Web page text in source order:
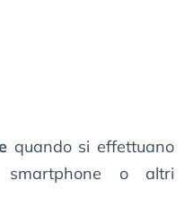
quando si effettuano
o altri